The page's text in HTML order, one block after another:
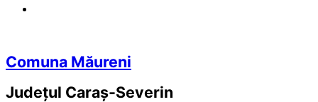
Comuna Măureni
Județul Caraș-Severin